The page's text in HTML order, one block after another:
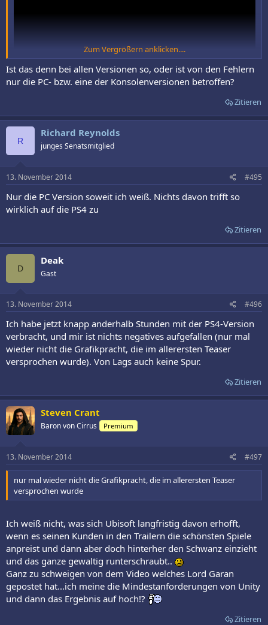
Moment extrem schlecht spielbar, wenn’s bei euch läuft seit froh, bei
mir ist es soweit unspielbar. Last Pre-Order on my part, thank you
Ubisoft.
Zum Vergrößern anklicken....
Ist das denn bei allen Versionen so, oder ist von den Fehlern
nur die PC- bzw. eine der Konsolenversionen betroffen?
Zitieren
R
Richard Reynolds
junges Senatsmitglied
13. November 2014 #495
Nur die PC Version soweit ich weiß. Nichts davon trifft so
wirklich auf die PS4 zu
Zitieren
D
Deak
Gast
13. November 2014 #496
Ich habe jetzt knapp anderhalb Stunden mit der PS4-Version
verbracht, und mir ist nichts negatives aufgefallen (nur mal
wieder nicht die Grafikpracht, die im allerersten Teaser
versprochen wurde). Von Lags auch keine Spur.
Zitieren
Steven Crant
Baron von Cirrus Premium
13. November 2014 #497
nur mal wieder nicht die Grafikpracht, die im allerersten Teaser
versprochen wurde
Ich weiß nicht, was sich Ubisoft langfristig davon erhofft,
wenn es seinen Kunden in den Trailern die schönsten Spiele
anpreist und dann aber doch hinterher den Schwanz einzieht
und das ganze gewaltig runterschraubt..
Ganz zu schweigen von dem Video welches Lord Garan
gepostet hat...ich meine die Mindestanforderungen von Unity
und dann das Ergebnis auf hoch!?
Zitieren